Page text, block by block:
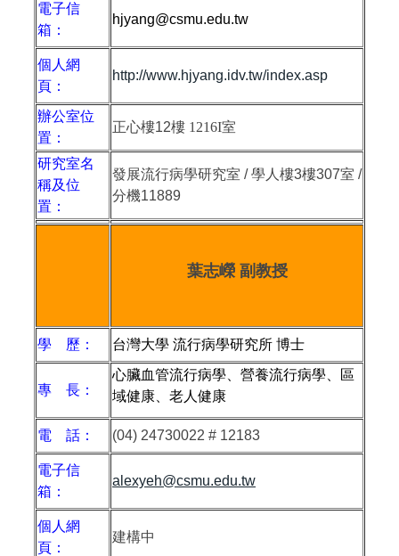
電子信
箱：
hjyang@csmu.edu.tw
個人網
頁：
http://www.hjyang.idv.tw/index.asp
辦公室位
置：
正心樓12樓 1216I室
研究室名
稱及位
置：
發展流行病學研究室 / 學人樓3樓307室 /
分機11889
葉志嶸 副教授
學 歷： 台灣大學 流行病學研究所 博士
專 長：
心臟血管流行病學、營養流行病學、區
域健康、老人健康
電 話： (04) 24730022 # 12183
電子信
箱：
alexyeh@csmu.edu.tw
個人網
頁：
建構中